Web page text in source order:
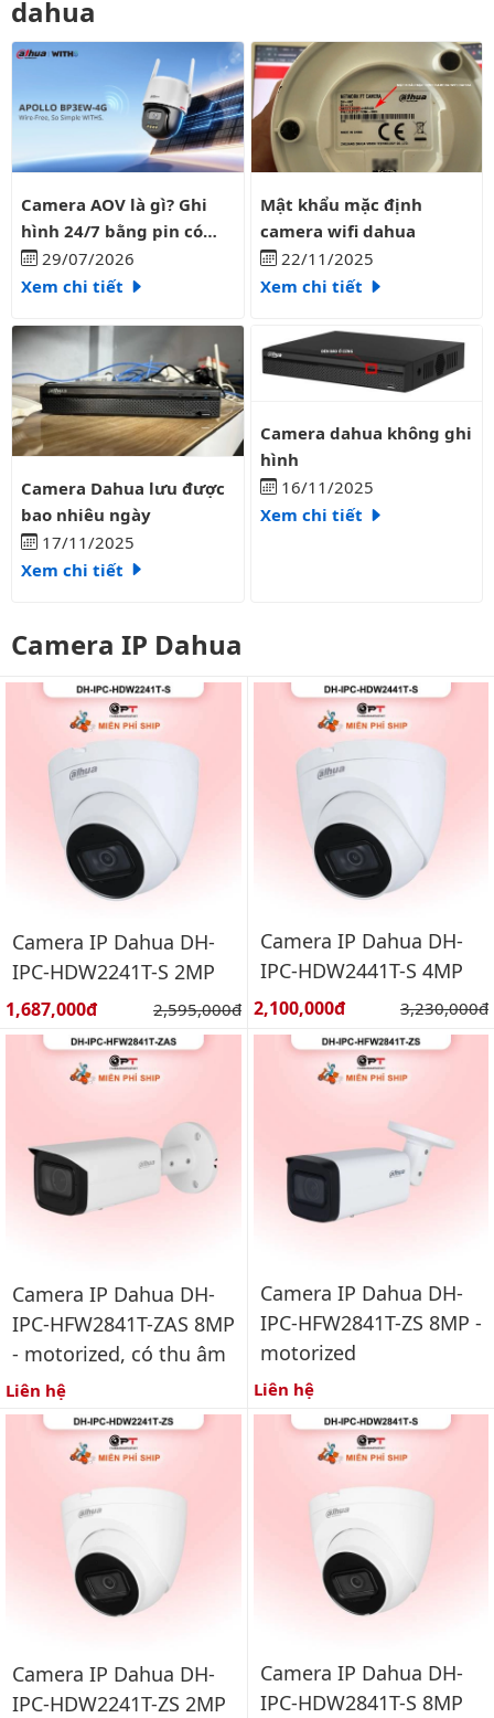
dahua
Camera AOV là gì? Ghi hình 24/7 bằng pin có liên tục?
Camera AOV là gì? Ghi
hình 24/7 bằng pin có
liên tục?
29/07/2026
Xem chi tiết
Mật khẩu mặc định camera
Mật khẩu mặc định
camera wifi dahua
22/11/2025
Xem chi tiết
Camera Dahua lưu được bao nhiêu ngày
Camera Dahua lưu được
bao nhiêu ngày
17/11/2025
Xem chi tiết
Camera dahua không ghi hình
Camera dahua không ghi
hình
16/11/2025
Xem chi tiết
Camera IP Dahua
Camera IP Dahua DH-
IPC-HDW2241T-S 2MP
Giá bán:
1,687,000đ Giá gốc:
2,595,000đ
Camera IP Dahua DH-
IPC-HDW2441T-S 4MP
Giá bán:
2,100,000đ Giá gốc:
3,230,000đ
Camera IP Dahua DH-
IPC-HFW2841T-ZAS 8MP
- motorized, có thu âm
Liên hệ
Camera IP Dahua DH-
IPC-HFW2841T-ZS 8MP -
motorized
Liên hệ
Camera IP Dahua DH-
IPC-HDW2241T-ZS 2MP
Camera IP Dahua DH-
IPC-HDW2841T-S 8MP